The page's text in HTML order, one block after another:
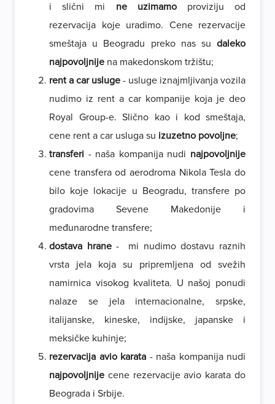
i slični mi ne uzimamoproviziju od
rezervacija koje uradimo. Cene rezervacije
smeštaja u Beogradu preko nas su daleko
najpovoljnije na makedonskom tržištu;
rent a car usluge - usluge iznajmljivanja vozila
nudimo iz rent a car kompanije koja je deo
Royal Group-e. Slično kao i kod smeštaja,
cene rent a car usluga su izuzetno povoljne;
transferi - naša kompanija nudi najpovoljnije
cene transfera od aerodroma Nikola Tesla do
bilo koje lokacije u Beogradu, transfere po
gradovima Sevene Makedonije i
međunarodne transfere;
dostava hrane- mi nudimo dostavu raznih
vrsta jela koja su pripremljena od svežih
namirnica visokog kvaliteta. U našoj ponudi
nalaze se jela internacionalne, srpske,
italijanske, kineske, indijske, japanske i
meksičke kuhinje;
rezervacija avio karata - naša kompanija nudi
najpovoljnije cene rezervacije avio karata do
Beograda i Srbije.